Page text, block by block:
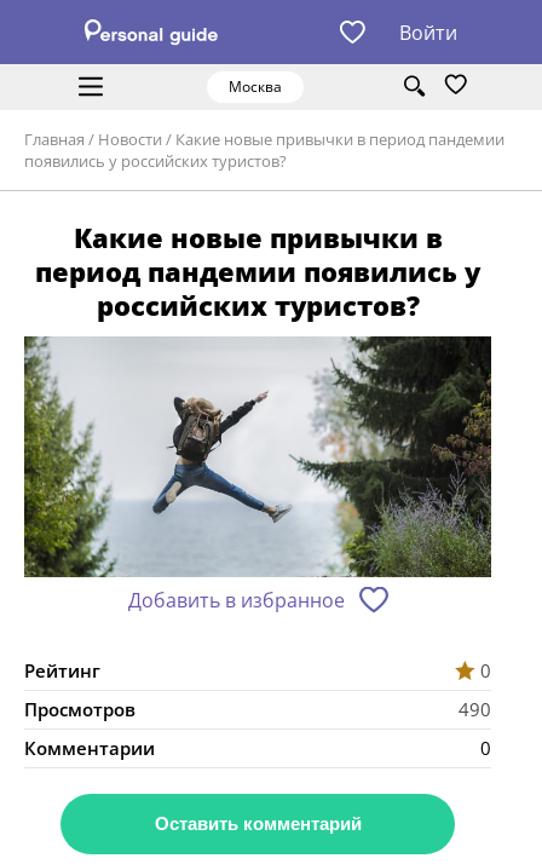
Войти
Москва
Главная / Новости / Какие новые привычки в период пандемии
появились у российских туристов?
Какие новые привычки в
период пандемии появились у
российских туристов?
Добавить в избранное
Рейтинг
0
Просмотров
490
Комментарии
0
Оставить комментарий